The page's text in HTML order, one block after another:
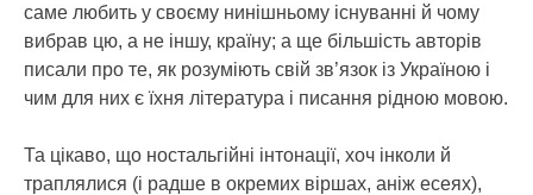
саме любить у своєму нинішньому існуванні й чому
вибрав цю, а не іншу, країну; а ще більшість авторів
писали про те, як розуміють свій зв’язок із Україною і
чим для них є їхня література і писання рідною мовою.
Та цікаво, що ностальгійні інтонації, хоч інколи й
траплялися (і радше в окремих віршах, аніж есеях),